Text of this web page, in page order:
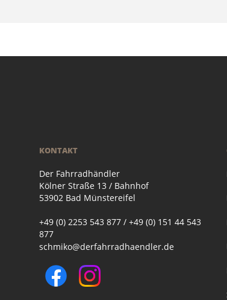
KONTAKT
Der Fahrradhändler
Kölner Straße 13 / Bahnhof
53902 Bad Münstereifel
+49 (0) 2253 543 877 / +49 (0) 151 44 543
877
schmiko@derfahrradhaendler.de